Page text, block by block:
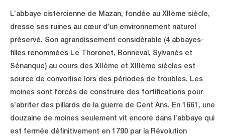
L’abbaye cistercienne de Mazan, fondée au XIIème siècle,
dresse ses ruines au cœur d’un environnement naturel
préservé. Son agrandissement considérable (4 abbayes-
filles renommées Le Thoronet, Bonneval, Sylvanès et
Sénanque) au cours des XIIème et XIIIème siècles est
source de convoitise lors des périodes de troubles. Les
moines sont forcés de construire des fortifications pour
s’abriter des pillards de la guerre de Cent Ans. En 1661, une
douzaine de moines seulement vit encore dans l’abbaye qui
est fermée définitivement en 1790 par la Révolution